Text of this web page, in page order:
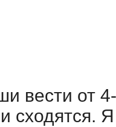
вести от
сходятся.